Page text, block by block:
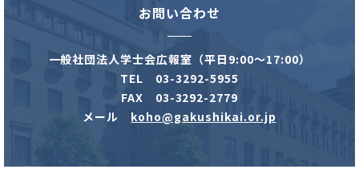
お問い合わせ
一般社団法人学士会広報室（平日9:00～17:00）
TEL 03-3292-5955
FAX 03-3292-2779
メール koho@gakushikai.or.jp